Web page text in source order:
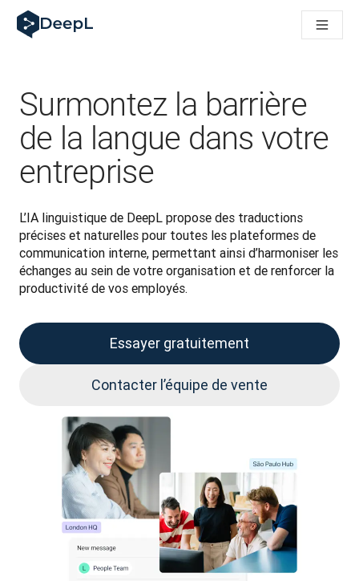
DeepL pour agents IA
Translation Flow de DeepL : des nouveaux processus
Décoder la notion de confiance dans l'IA linguistique pour
Évaluation qualité traduction chez DeepL
De la traduction de texte à la traduction vocale en temps réel
Building an instantly accessible voice demo with DeepL
Surmontez la barrière
de la langue dans votre
entreprise
L’IA linguistique de DeepL propose des traductions
précises et naturelles pour toutes les plateformes de
communication interne, permettant ainsi d’harmoniser les
échanges au sein de votre organisation et de renforcer la
productivité de vos employés.
Essayer gratuitement
Contacter l’équipe de vente